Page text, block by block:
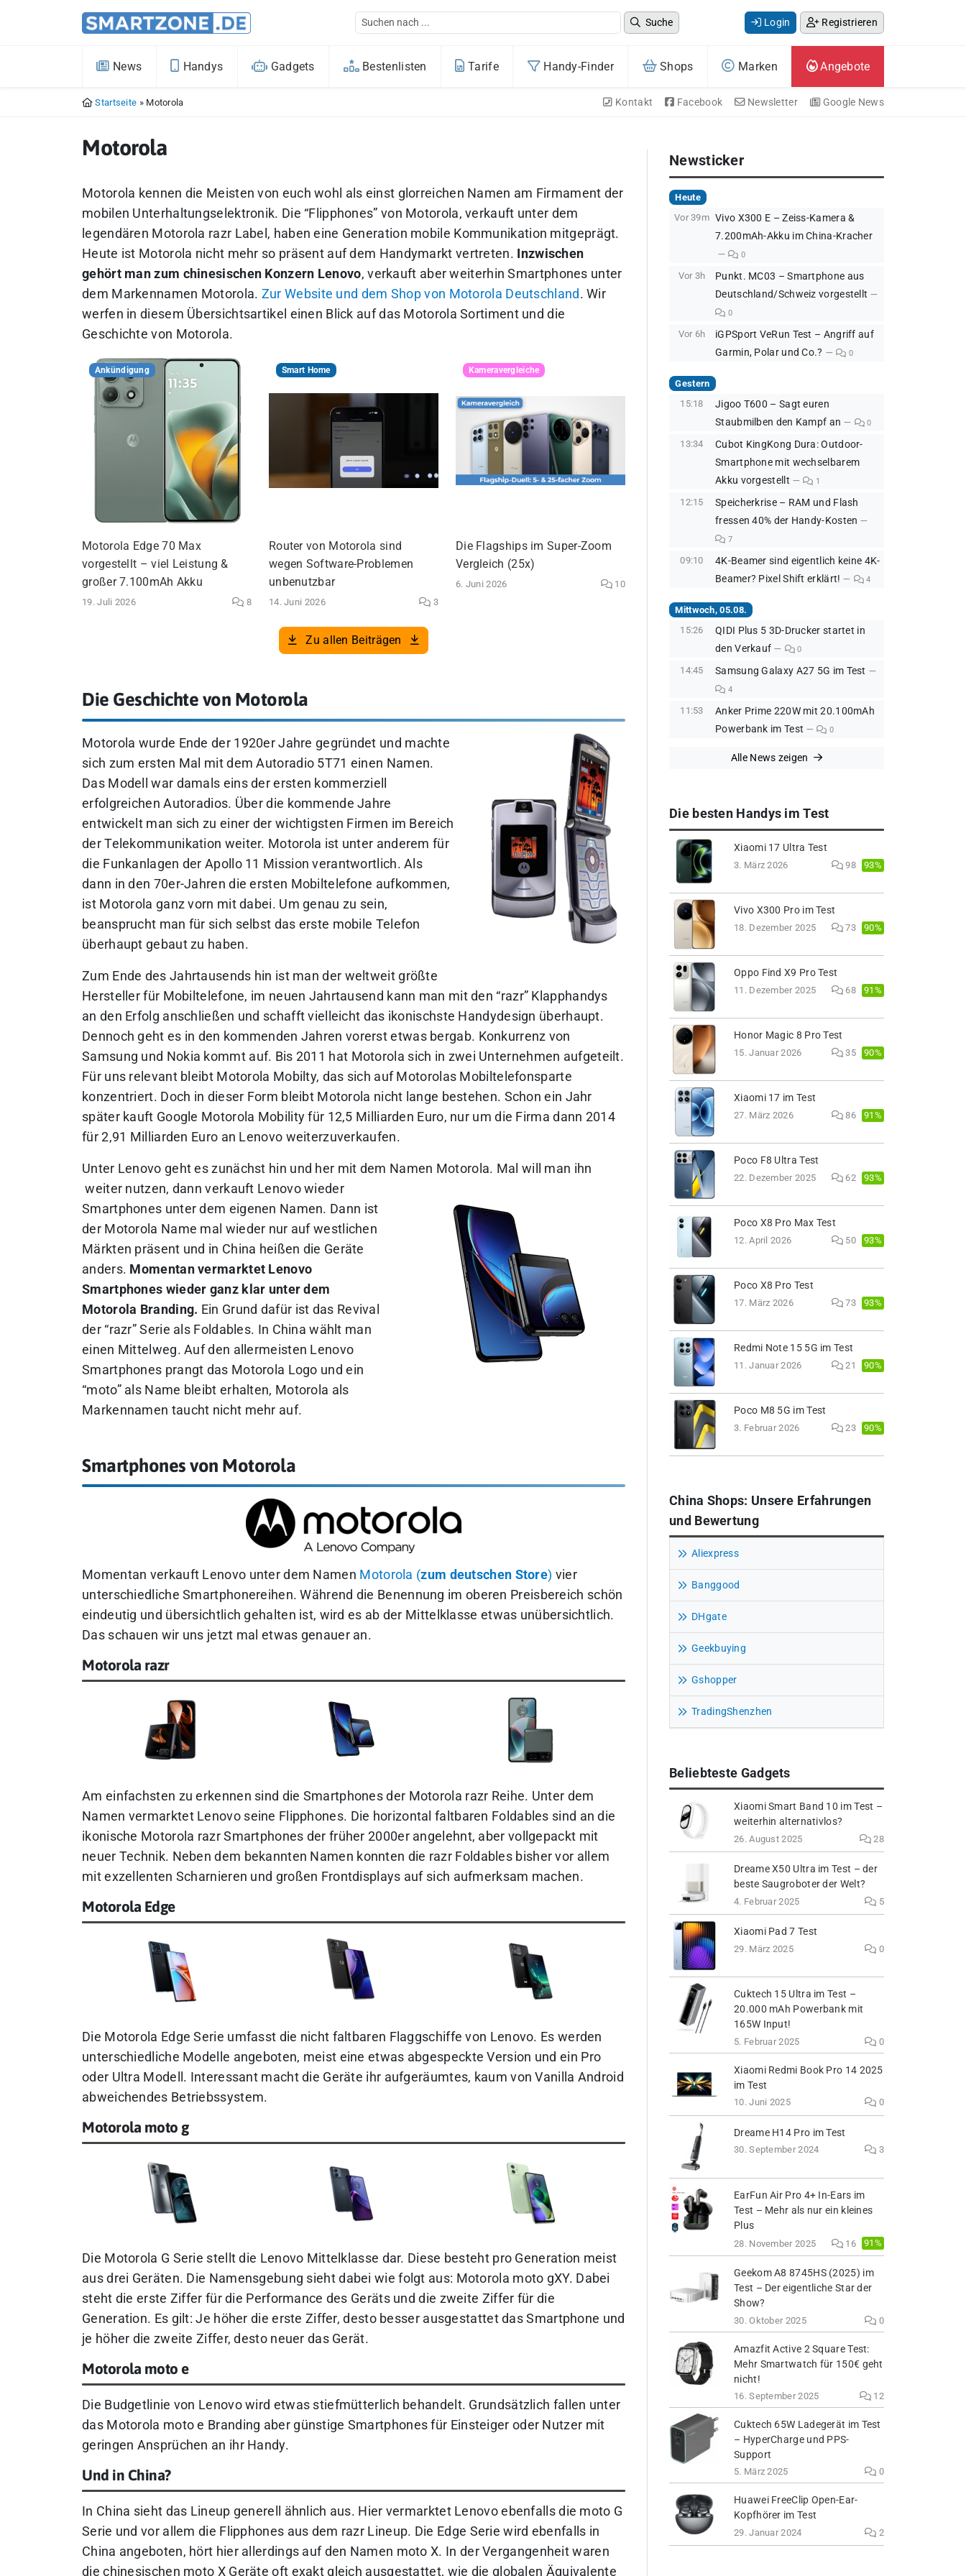
Suche Login Registrieren
News Handys Gadgets Bestenlisten Tarife Handy-Finder Shops Marken Angebote
Startseite » Motorola Kontakt Facebook Newsletter Google News
Motorola
Motorola kennen die Meisten von euch wohl als einst glorreichen Namen am Firmament der
mobilen Unterhaltungselektronik. Die “Flipphones” von Motorola, verkauft unter dem
legendären Motorola razr Label, haben eine Generation mobile Kommunikation mitgeprägt.
Heute ist Motorola nicht mehr so präsent auf dem Handymarkt vertreten. Inzwischen
gehört man zum chinesischen Konzern Lenovo, verkauft aber weiterhin Smartphones unter
dem Markennamen Motorola. Zur Website und dem Shop von Motorola Deutschland.Wir
werfen in diesem Übersichtsartikel einen Blick auf das Motorola Sortiment und die
Geschichte von Motorola.
Ankündigung
Motorola Edge 70 Max
vorgestellt – viel Leistung &
großer 7.100mAh Akku
19. Juli 2026 8
Smart Home
Router von Motorola sind
wegen Software-Problemen
unbenutzbar
14. Juni 2026 3
Kameravergleiche
Die Flagships im Super-Zoom
Vergleich (25x)
6. Juni 2026 10
Zu allen Beiträgen
Die Geschichte von Motorola
Motorola wurde Ende der 1920er Jahre gegründet und machte
sich zum ersten Mal mit dem Autoradio 5T71 einen Namen.
Das Modell war damals eins der ersten kommerziell
erfolgreichen Autoradios. Über die kommende Jahre
entwickelt man sich zu einer der wichtigsten Firmen im Bereich
der Telekommunikation weiter. Motorola ist unter anderem für
die Funkanlagen der Apollo 11 Mission verantwortlich. Als
dann in den 70er-Jahren die ersten Mobiltelefone aufkommen,
ist Motorola ganz vorn mit dabei. Um genau zu sein,
beansprucht man für sich selbst das erste mobile Telefon
überhaupt gebaut zu haben.
Zum Ende des Jahrtausends hin ist man der weltweit größte
Hersteller für Mobiltelefone, im neuen Jahrtausend kann man mit den “razr” Klapphandys
an den Erfolg anschließen und schafft vielleicht das ikonischste Handydesign überhaupt.
Dennoch geht es in den kommenden Jahren vorerst etwas bergab. Konkurrenz von
Samsung und Nokia kommt auf. Bis 2011 hat Motorola sich in zwei Unternehmen aufgeteilt.
Für uns relevant bleibt Motorola Mobilty, das sich auf Motorolas Mobiltelefonsparte
konzentriert. Doch in dieser Form bleibt Motorola nicht lange bestehen. Schon ein Jahr
später kauft Google Motorola Mobility für 12,5 Milliarden Euro, nur um die Firma dann 2014
für 2,91 Milliarden Euro an Lenovo weiterzuverkaufen.
Unter Lenovo geht es zunächst hin und her mit dem Namen Motorola. Mal will man ihn
weiter nutzen, dann verkauft Lenovo wieder
Smartphones unter dem eigenen Namen. Dann ist
der Motorola Name mal wieder nur auf westlichen
Märkten präsent und in China heißen die Geräte
anders. Momentan vermarktet Lenovo
Smartphones wieder ganz klar unter dem
Motorola Branding. Ein Grund dafür ist das Revival
der “razr” Serie als Foldables. In China wählt man
einen Mittelweg. Auf den allermeisten Lenovo
Smartphones prangt das Motorola Logo und ein
“moto” als Name bleibt erhalten, Motorola als
Markennamen taucht nicht mehr auf.
Smartphones von Motorola
Momentan verkauft Lenovo unter dem Namen Motorola (zum deutschen Store) vier
unterschiedliche Smartphonereihen. Während die Benennung im oberen Preisbereich schön
eindeutig und übersichtlich gehalten ist, wird es ab der Mittelklasse etwas unübersichtlich.
Das schauen wir uns jetzt mal etwas genauer an.
Motorola razr
Am einfachsten zu erkennen sind die Smartphones der Motorola razr Reihe. Unter dem
Namen vermarktet Lenovo seine Flipphones. Die horizontal faltbaren Foldables sind an die
ikonische Motorola razr Smartphones der früher 2000er angelehnt, aber vollgepackt mit
neuer Technik. Neben dem bekannten Namen konnten die razr Foldables bisher vor allem
mit exzellenten Scharnieren und großen Frontdisplays auf sich aufmerksam machen.
Motorola Edge
Die Motorola Edge Serie umfasst die nicht faltbaren Flaggschiffe von Lenovo. Es werden
unterschiedliche Modelle angeboten, meist eine etwas abgespeckte Version und ein Pro
oder Ultra Modell. Interessant macht die Geräte ihr aufgeräumtes, kaum von Vanilla Android
abweichendes Betriebssystem.
Motorola moto g
Die Motorola G Serie stellt die Lenovo Mittelklasse dar. Diese besteht pro Generation meist
aus drei Geräten. Die Namensgebung sieht dabei wie folgt aus: Motorola moto gXY. Dabei
steht die erste Ziffer für die Performance des Geräts und die zweite Ziffer für die
Generation. Es gilt: Je höher die erste Ziffer, desto besser ausgestattet das Smartphone und
je höher die zweite Ziffer, desto neuer das Gerät.
Motorola moto e
Die Budgetlinie von Lenovo wird etwas stiefmütterlich behandelt. Grundsätzlich fallen unter
das Motorola moto e Branding aber günstige Smartphones für Einsteiger oder Nutzer mit
geringen Ansprüchen an ihr Handy.
Und in China?
In China sieht das Lineup generell ähnlich aus. Hier vermarktet Lenovo ebenfalls die moto G
Serie und vor allem die Flipphones aus dem razr Lineup. Die Edge Serie wird ebenfalls in
China angeboten, hört hier allerdings auf den Namen moto X. In der Vergangenheit waren
die chinesischen moto X Geräte oft exakt gleich ausgestattet, wie die globalen Äquivalente
Newsticker
Heute
Vor 39m Vivo X300 E – Zeiss-Kamera &
7.200mAh-Akku im China-Kracher
0
Vor 3h
Punkt. MC03 – Smartphone aus
Deutschland/Schweiz vorgestellt
0
Vor 6h
iGPSport VeRun Test – Angriff auf
Garmin, Polar und Co.?
0
Gestern
15:18
Jigoo T600 – Sagt euren
Staubmilben den Kampf an
0
13:34
Cubot KingKong Dura: Outdoor-
Smartphone mit wechselbarem
Akku vorgestellt
1
12:15
Speicherkrise – RAM und Flash
fressen 40% der Handy-Kosten
7
09:10
4K-Beamer sind eigentlich keine 4K-
Beamer? Pixel Shift erklärt!
4
Mittwoch, 05.08.
15:26
QIDI Plus 5 3D-Drucker startet in
den Verkauf
0
14:45 Samsung Galaxy A27 5G im Test
4
11:53
Anker Prime 220W mit 20.100mAh
Powerbank im Test
0
Alle News zeigen
Die besten Handys im Test
Xiaomi 17 Ultra Test
3. März 2026 98 93%
Vivo X300 Pro im Test
18. Dezember 2025 73 90%
Oppo Find X9 Pro Test
11. Dezember 2025 68 91%
Honor Magic 8 Pro Test
15. Januar 2026 35 90%
Xiaomi 17 im Test
27. März 2026 86 91%
Poco F8 Ultra Test
22. Dezember 2025 62 93%
Poco X8 Pro Max Test
12. April 2026 50 93%
Poco X8 Pro Test
17. März 2026 73 93%
Redmi Note 15 5G im Test
11. Januar 2026 21 90%
Poco M8 5G im Test
3. Februar 2026 23 90%
China Shops: Unsere Erfahrungen
und Bewertung
Aliexpress
Banggood
DHgate
Geekbuying
Gshopper
TradingShenzhen
Beliebteste Gadgets
Xiaomi Smart Band 10 im Test –
weiterhin alternativlos?
26. August 2025 28
Dreame X50 Ultra im Test – der
beste Saugroboter der Welt?
4. Februar 2025 5
Xiaomi Pad 7 Test
29. März 2025 0
Cuktech 15 Ultra im Test –
20.000 mAh Powerbank mit
165W Input!
5. Februar 2025 0
Xiaomi Redmi Book Pro 14 2025
im Test
10. Juni 2025 0
Dreame H14 Pro im Test
30. September 2024 3
EarFun Air Pro 4+ In-Ears im
Test – Mehr als nur ein kleines
Plus
28. November 2025 16 91%
Geekom A8 8745HS (2025) im
Test – Der eigentliche Star der
Show?
30. Oktober 2025 0
Amazfit Active 2 Square Test:
Mehr Smartwatch für 150€ geht
nicht!
16. September 2025 12
Cuktech 65W Ladegerät im Test
– HyperCharge und PPS-
Support
5. März 2025 0
Huawei FreeClip Open-Ear-
Kopfhörer im Test
29. Januar 2024 2